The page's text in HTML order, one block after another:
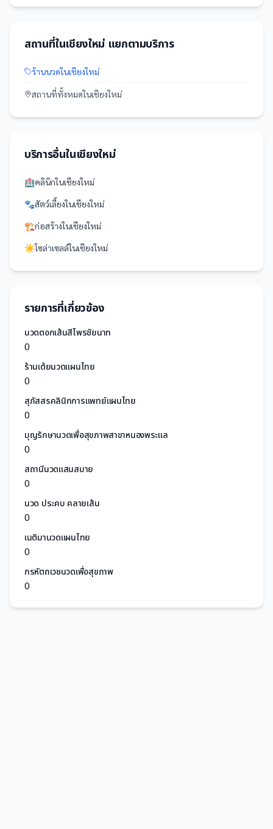
สถานที่ในเชียงใหม่แยกตามบริการ
ร้านนวดในเชียงใหม่
สถานที่ทั้งหมดในเชียงใหม่
บริการอื่นในเชียงใหม่
🏥คลินิกในเชียงใหม่
🐾สัตว์เลี้ยงในเชียงใหม่
🏗️ก่อสร้างในเชียงใหม่
☀️โซล่าเซลล์ในเชียงใหม่
รายการที่เกี่ยวข้อง
นวดตอกเส้นสีไพรชัยนาท
0
ร้านเต้ยนวดแผนไทย
0
สุภัสสรคลินิกการแพทย์แผนไทย
0
บุญรักษานวดเพื่อสุขภาพสาขาหนองพระแล
0
สถานีนวดแสนสบาย
0
นวด ประคบ คลายเส้น
0
เนติมานวดแผนไทย
0
กรหัตถเวชนวดเพื่อสุขภาพ
0